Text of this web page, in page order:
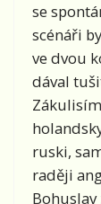
se
scénáři
ve dvou
dával
ruski,
raději